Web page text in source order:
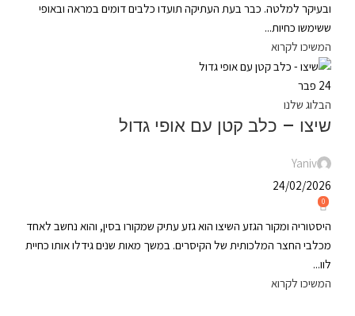
ובעיקר למלטה. כבר בעת העתיקה תועדו כלבים דומים במראה ובאופי
ששימשו כחיות...
המשיכו לקרוא
24 פבר
הבלוג שלנו
שיצו – כלב קטן עם אופי גדול
Yaniv
24/02/2026
0
היסטוריה ומקור הגזע השיצו הוא גזע עתיק שמקורו בסין, והוא נחשב לאחד
מכלבי החצר המלכותית של הקיסרים. במשך מאות שנים גידלו אותו כחיית
לוו...
המשיכו לקרוא